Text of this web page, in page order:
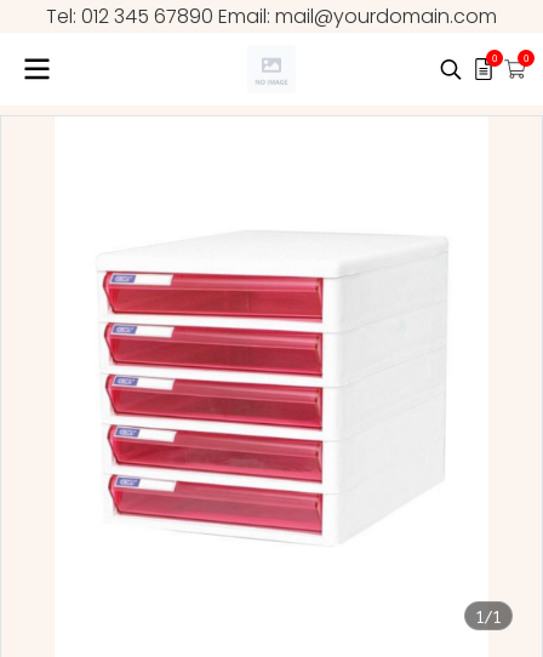
Tel: 012 345 67890 Email: mail@yourdomain.com
0 0
1/1